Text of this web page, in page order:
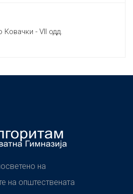
Ковачки - VII одд.
на
на општествената